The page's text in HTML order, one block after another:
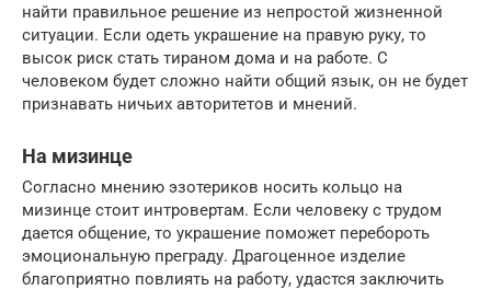
найти правильное решение из непростой жизненной
ситуации. Если одеть украшение на правую руку, то
высок риск стать тираном дома и на работе. С
человеком будет сложно найти общий язык, он не будет
признавать ничьих авторитетов и мнений.
На мизинце
Согласно мнению эзотериков носить кольцо на
мизинце стоит интровертам. Если человеку с трудом
дается общение, то украшение поможет перебороть
эмоциональную преграду. Драгоценное изделие
благоприятно повлиять на работу, удастся заключить